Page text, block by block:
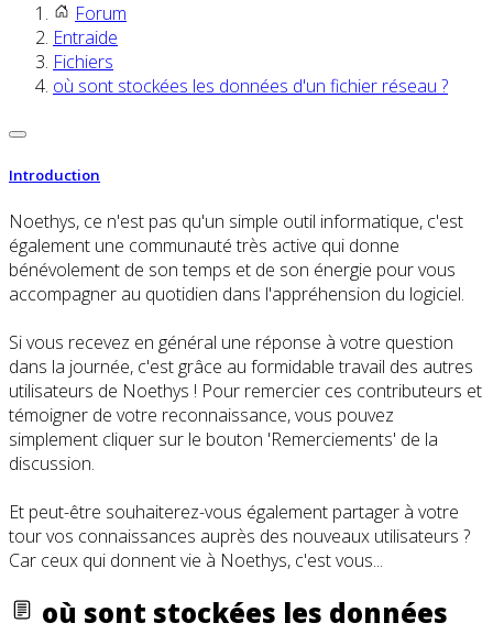
Forum
Entraide
Fichiers
où sont stockées les données d'un fichier réseau ?
Introduction
Noethys, ce n'est pas qu'un simple outil informatique, c'est
également une communauté très active qui donne
bénévolement de son temps et de son énergie pour vous
accompagner au quotidien dans l'appréhension du logiciel.
Si vous recevez en général une réponse à votre question
dans la journée, c'est grâce au formidable travail des autres
utilisateurs de Noethys ! Pour remercier ces contributeurs et
témoigner de votre reconnaissance, vous pouvez
simplement cliquer sur le bouton 'Remerciements' de la
discussion.
Et peut-être souhaiterez-vous également partager à votre
tour vos connaissances auprès des nouveaux utilisateurs ?
Car ceux qui donnent vie à Noethys, c'est vous...
où sont stockées les données